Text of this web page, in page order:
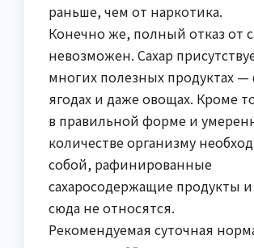
раньше, чем от наркотика.
Конечно же, полный отказ от
невозможен. Сахар
многих полезных продуктах —
ягодах и даже овощах. Кроме
в правильной форме и
количестве организму
собой, рафинированные
сахаросодержащие продукты
сюда не относятся.
Рекомендуемая суточная